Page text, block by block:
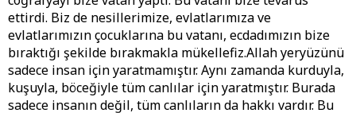
ettirdi. Biz de nesillerimize, evlatlarımıza ve
evlatlarımızın çocuklarına bu vatanı, ecdadımızın bize
bıraktığı şekilde bırakmakla mükellefiz.Allah yeryüzünü
sadece insan için yaratmamıştır. Aynı zamanda kurduyla,
kuşuyla, böceğiyle tüm canlılar için yaratmıştır. Burada
sadece insanın değil, tüm canlıların da hakkı vardır. Bu